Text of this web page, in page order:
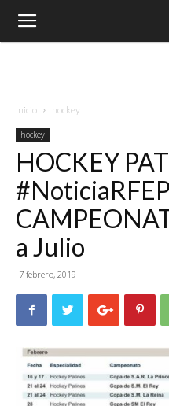
Inicio hockey
hockey
HOCKEY
a Julio
7 febrero, 2019